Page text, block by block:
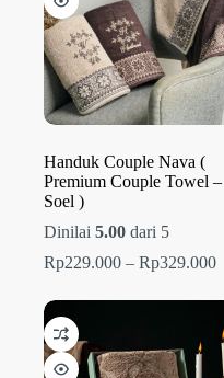
Handuk Couple Nava (
Premium Couple Towel –
Soel )
Dinilai 5.00 dari 5
Rp229.000 – Rp329.000